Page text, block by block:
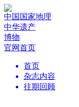
中国国家地理
中华遗产
博物
官网首页
首页
杂志内容
往期回顾